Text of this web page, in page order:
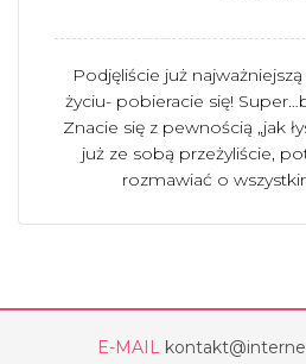
Podjęliście już
życiu- pobieracie się!
Znacie się z pewnością „jak
już ze sobą przeżyliście,
rozmawiać o
E-MAIL